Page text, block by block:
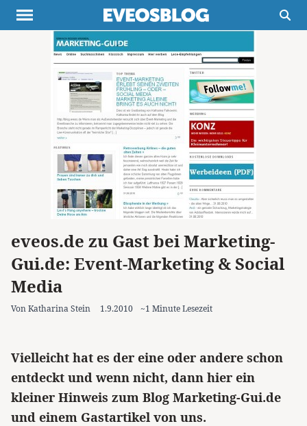
Themen Projekte
Inspiration
Destinationen
Über uns
Werbung
Buchtipps
Newsletter
eveos.de zu Gast bei Marketing-
Gui.de: Event-Marketing & Social
Media
Von Katharina Stein 1.9.2010 ~1 Minute Lesezeit
Vielleicht hat es der eine oder andere schon
entdeckt und wenn nicht, dann hier ein
kleiner Hinweis zum Blog Marketing-Gui.de
und einem Gastartikel von uns.